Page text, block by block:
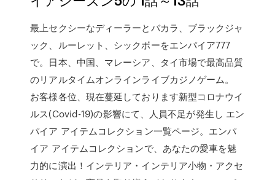
最上セクシーなディーラーとバカラ、ブラックジャ
ック、ルーレット、シックボーをエンパイア777
で。日本、中国、マレーシア、タイ市場で最高品質
のリアルタイムオンラインライブカジノゲーム。
お客様各位、現在蔓延しております新型コロナウイ
ルス(Covid-19)の影響にて、人員不足が発生し エン
パイア アイテムコレクション一覧ページ。エンパ
イア アイテムコレクションで、あなたの愛車を魅
力的に演出！インテリア・インテリア小物・アクセ